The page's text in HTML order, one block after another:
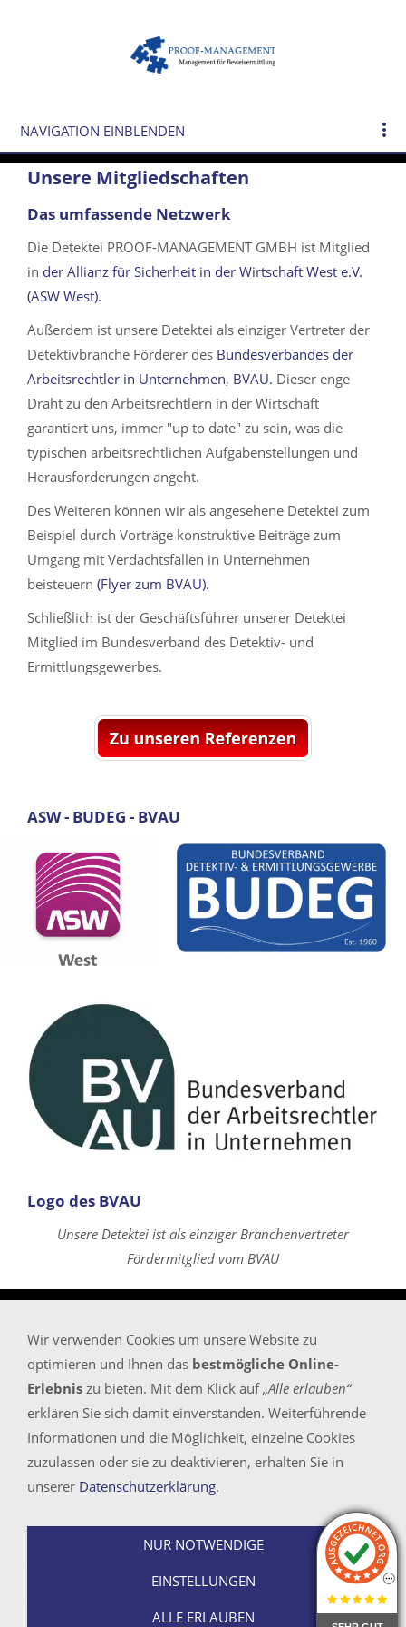
NAVIGATION EINBLENDEN
Unsere Mitgliedschaften
Das umfassende Netzwerk
Die Detektei PROOF-MANAGEMENT GMBH ist Mitglied
in der Allianz für Sicherheit in der Wirtschaft West e.V.
(ASW West).
Außerdem ist unsere Detektei als einziger Vertreter der
Detektivbranche Förderer des Bundesverbandes der
Arbeitsrechtler in Unternehmen, BVAU. Dieser enge
Draht zu den Arbeitsrechtlern in der Wirtschaft
garantiert uns, immer "up to date" zu sein, was die
typischen arbeitsrechtlichen Aufgabenstellungen und
Herausforderungen angeht.
Des Weiteren können wir als angesehene Detektei zum
Beispiel durch Vorträge konstruktive Beiträge zum
Umgang mit Verdachtsfällen in Unternehmen
beisteuern (Flyer zum BVAU).
Schließlich ist der Geschäftsführer unserer Detektei
Mitglied im Bundesverband des Detektiv- und
Ermittlungsgewerbes.
ASW - BUDEG - BVAU
Logo des BVAU
Unsere Detektei ist als einziger Branchenvertreter
Fördermitglied vom BVAU
Startseite
Sitemap
Impressum/Rechtliches/KI und Bildnachweise
Kontaktadressen
Bundesweit (Inland) kostenlos erreichbar unter
Tel.: 0800 - 30 50 757
info@proof-management.de
© 2026 - Detektei PROOF-MANAGEMENT GMBH
Wir verwenden Cookies um unsere Website zu
optimieren und Ihnen das bestmögliche Online-
Erlebnis zu bieten. Mit dem Klick auf„Alle erlauben“
erklären Sie sich damit einverstanden. Weiterführende
Informationen und die Möglichkeit, einzelne Cookies
zuzulassen oder sie zu deaktivieren, erhalten Sie in
unserer Datenschutzerklärung.
NUR NOTWENDIGE
EINSTELLUNGEN
ALLE ERLAUBEN